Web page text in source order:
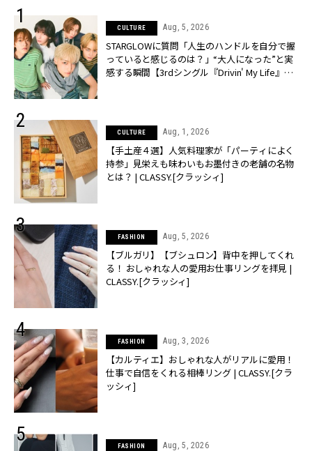
CULTURE Aug, 5, 2026
STARGLOWに質問「人生のハンドルを自分で握
っていると感じるのは？」“大️人になった”と実
感する瞬間【3rdシングル『Drivin' My Life』発
CULTURE Aug, 1, 2026
【手土産４選】人気料理家が「パーティによく
持参」見栄えも味わいもお墨付きの老舗の名物
とは？ | CLASSY.[クラッシィ]
FASHION Aug, 5, 2026
【ブルガリ】【ブシュロン】背中を押してくれ
る！ おしゃれな人の愛用お仕事リングを拝見 |
CLASSY.[クラッシィ]
FASHION Aug, 3, 2026
【カルティエ】おしゃれな人がリアルに愛用！
仕事で自信をくれる相棒リング | CLASSY.[クラ
ッシィ]
FASHION Aug, 5, 2026